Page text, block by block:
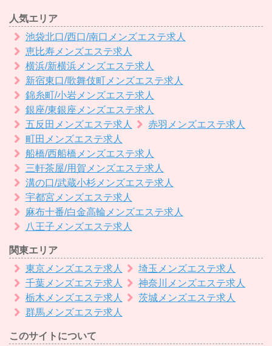
人気エリア
池袋北口/西口/南口メンズエステ求人
恵比寿メンズエステ求人
横浜/新横浜メンズエステ求人
新宿東口/歌舞伎町メンズエステ求人
錦糸町/小岩メンズエステ求人
銀座/東銀座メンズエステ求人
五反田メンズエステ求人
赤羽メンズエステ求人
町田メンズエステ求人
船橋/西船橋メンズエステ求人
三軒茶屋/用賀メンズエステ求人
溝の口/武蔵小杉メンズエステ求人
宇都宮メンズエステ求人
麻布十番/白金高輪メンズエステ求人
八王子メンズエステ求人
関東エリア
東京メンズエステ求人
埼玉メンズエステ求人
千葉メンズエステ求人
神奈川メンズエステ求人
栃木メンズエステ求人
茨城メンズエステ求人
群馬メンズエステ求人
このサイトについて